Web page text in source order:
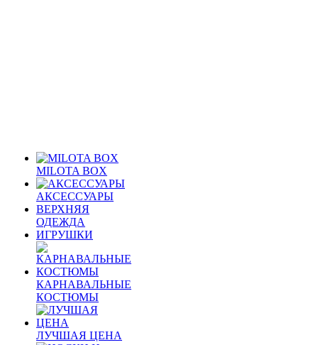
MILOTA BOX
АКСЕССУАРЫ
ВЕРХНЯЯ
ОДЕЖДА
ИГРУШКИ
КАРНАВАЛЬНЫЕ
КОСТЮМЫ
ЛУЧШАЯ ЦЕНА